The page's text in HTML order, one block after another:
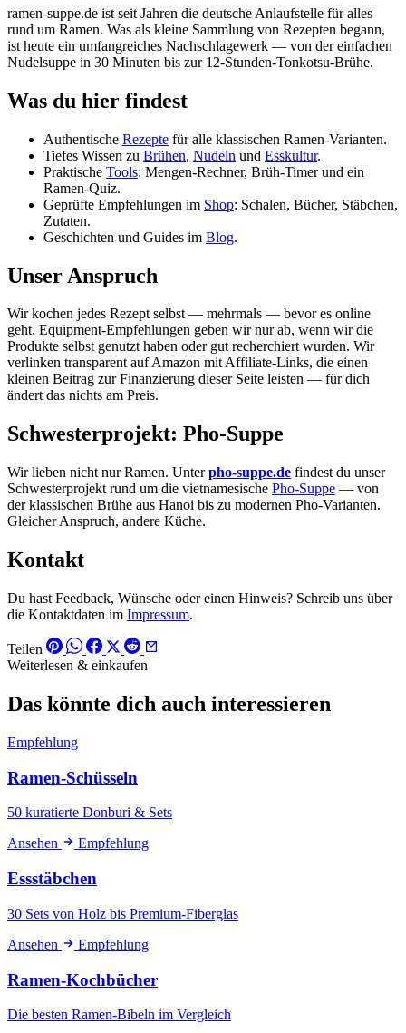
ramen-suppe.de ist seit Jahren die deutsche Anlaufstelle für alles
rund um Ramen. Was als kleine Sammlung von Rezepten begann,
ist heute ein umfangreiches Nachschlagewerk — von der einfachen
Nudelsuppe in 30 Minuten bis zur 12-Stunden-Tonkotsu-Brühe.
Was du hier findest
Authentische Rezepte für alle klassischen Ramen-Varianten.
Tiefes Wissen zu Brühen, Nudeln und Esskultur.
Praktische Tools: Mengen-Rechner, Brüh-Timer und ein
Ramen-Quiz.
Geprüfte Empfehlungen im Shop: Schalen, Bücher, Stäbchen,
Zutaten.
Geschichten und Guides im Blog.
Unser Anspruch
Wir kochen jedes Rezept selbst — mehrmals — bevor es online
geht. Equipment-Empfehlungen geben wir nur ab, wenn wir die
Produkte selbst genutzt haben oder gut recherchiert wurden. Wir
verlinken transparent auf Amazon mit Affiliate-Links, die einen
kleinen Beitrag zur Finanzierung dieser Seite leisten — für dich
ändert das nichts am Preis.
Schwesterprojekt: Pho-Suppe
Wir lieben nicht nur Ramen. Unterpho-suppe.de findest du unser
Schwesterprojekt rund um die vietnamesische Pho-Suppe — von
der klassischen Brühe aus Hanoi bis zu modernen Pho-Varianten.
Gleicher Anspruch, andere Küche.
Kontakt
Du hast Feedback, Wünsche oder einen Hinweis? Schreib uns über
die Kontaktdaten im Impressum.
Teilen
Weiterlesen & einkaufen
Das könnte dich auch interessieren
Empfehlung
Ramen-Schüsseln
50 kuratierte Donburi & Sets
Ansehen
Empfehlung
Essstäbchen
30 Sets von Holz bis Premium-Fiberglas
Ansehen
Empfehlung
Ramen-Kochbücher
Die besten Ramen-Bibeln im Vergleich